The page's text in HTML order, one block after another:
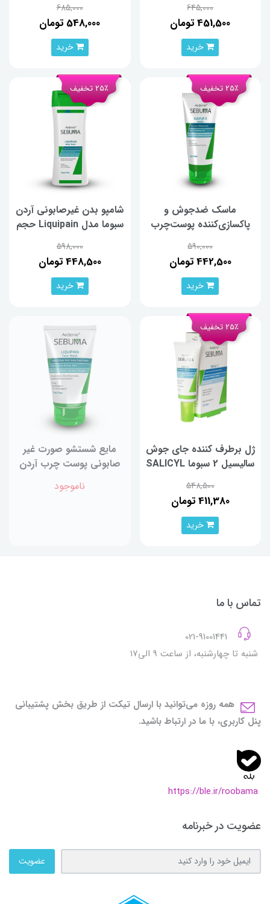
645,000
451,500 تومان
خرید
آسیب‌دیده حجم 40 گرم
685,000
548,000 تومان
خرید
ماسک ضدجوش و
پاکسازی‌کننده پوست‌چرب
آردن‌سبوما حجم 75 میلی‌لیتر
590,000
442,500 تومان
25٪ تخفیف
خرید
شامپو بدن غیرصابونی آردن
سبوما مدل Liquipain حجم
598,000
448,500 تومان
25٪ تخفیف
خرید
ژل برطرف کننده جای جوش
سالیسیل 2 سبوما SALICYL
548,500
411,380 تومان
25٪ تخفیف
خرید
مایع شستشو صورت غیر
صابونی پوست چرب آردن
میلی‌لیتر
ناموجود
تماس با ما
شنبه تا چهارشنبه، از ساعت 9 الی17
همه روزه می‌توانید با ارسال تیکت از طریق بخش پشتیبانی
پنل کاربری، با ما در ارتباط باشید.
https://ble.ir/roobama
عضویت در خبرنامه
عضویت